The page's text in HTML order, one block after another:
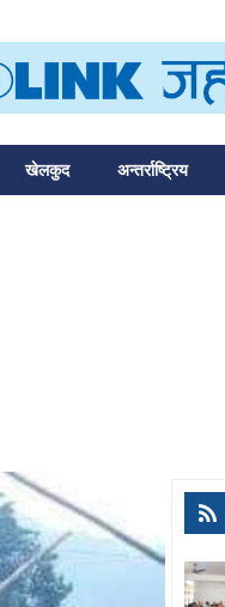
खेलकुद अन्तर्राष्ट्रिय